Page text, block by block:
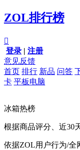
ZOL排行榜

登录 | 注册
意见反馈
首页 排行 新品 问答
卡 平板电脑
冰箱热榜
根据商品评分、近30
依据ZOL用户行为/全